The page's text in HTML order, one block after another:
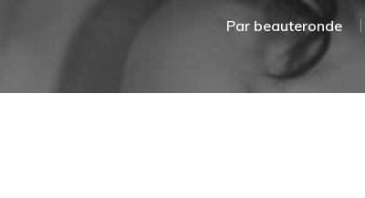
Par beauteronde